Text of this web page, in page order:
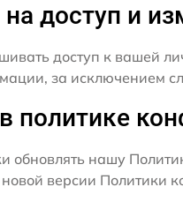
доступ и
доступ к вашей
за исключением
политике
нашу
версии Политики